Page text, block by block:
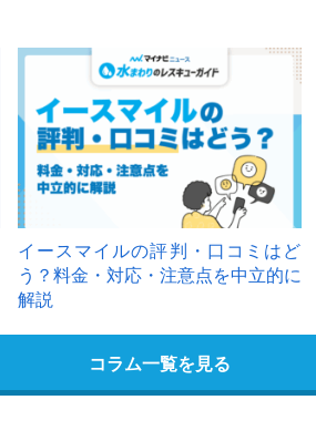
イースマイルの評判・口コミはど
う？料金・対応・注意点を中立的に
解説
コラム一覧を見る